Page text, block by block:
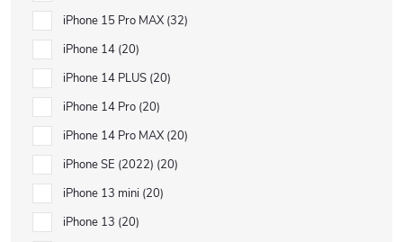
iPhone 15 Pro MAX 32
iPhone 14 20
iPhone 14 PLUS 20
iPhone 14 Pro 20
iPhone 14 Pro MAX 20
iPhone SE (2022) 20
iPhone 13 mini 20
iPhone 13 20